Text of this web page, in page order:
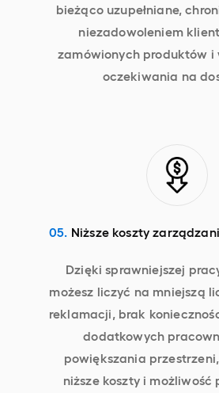
bieżąco uzupełniane,
niezadowoleniem
zamówionych produktów i
oczekiwania na
05. Niższe koszty
Dzięki sprawniejszej
możesz liczyć na mniejszą
reklamacji, brak
dodatkowych
powiększania
niższe koszty i możliwość